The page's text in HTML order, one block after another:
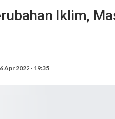
Iklim,
6 Apr 2022 - 19:35